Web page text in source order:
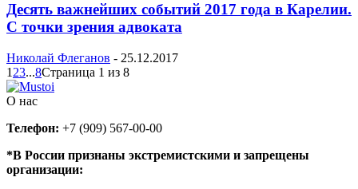
Десять важнейших событий 2017 года в Карелии.
С точки зрения адвоката
Николай Флеганов - 25.12.2017
1 23...8Страница 1 из 8
О нас
Телефон: +7 (909) 567-00-00
*В России признаны экстремистскими и запрещены
организации: